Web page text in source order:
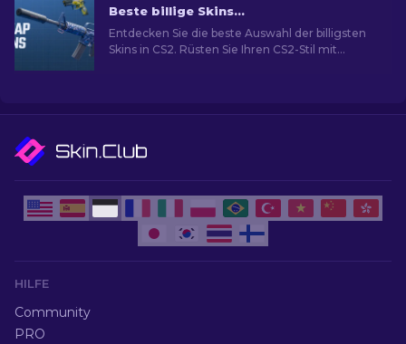
Beste billige Skins in CS2 [2026]
Entdecken Sie die beste Auswahl der billigsten
Skins in CS2. Rüsten Sie Ihren CS2-Stil mit
HILFE
Community
PRO